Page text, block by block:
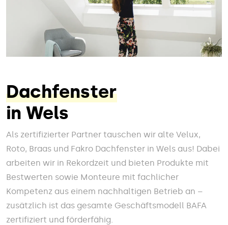
Dachfenster
in Wels
Als zertifizierter Partner tauschen wir alte Velux,
Roto, Braas und Fakro Dachfenster in Wels aus! Dabei
arbeiten wir in Rekordzeit und bieten Produkte mit
Bestwerten sowie Monteure mit fachlicher
Kompetenz aus einem nachhaltigen Betrieb an –
zusätzlich ist das gesamte Geschäftsmodell BAFA
zertifiziert und förderfähig.